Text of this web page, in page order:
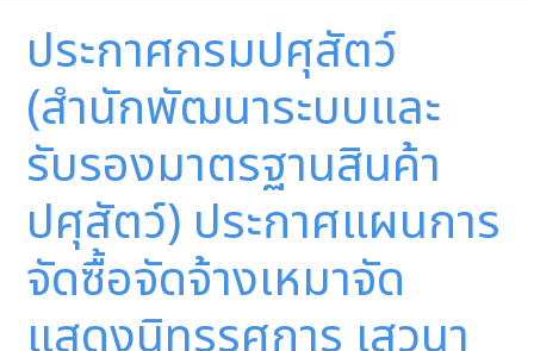
ประกาศกรมปศุสัตว์
(สำนักพัฒนาระบบและ
รับรองมาตรฐานสินค้า
ปศุสัตว์) ประกาศแผนการ
จัดซื้อจัดจ้างเหมาจัด